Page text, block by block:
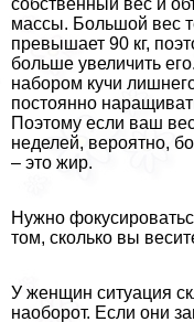
собственный вес и
массы. Большой вес
превышает 90 кг,
больше увеличить
набором кучи
постоянно
Поэтому если ваш
неделей, вероятно,
– это жир.
Нужно
том, сколько вы
У женщин ситуация
наоборот. Если они